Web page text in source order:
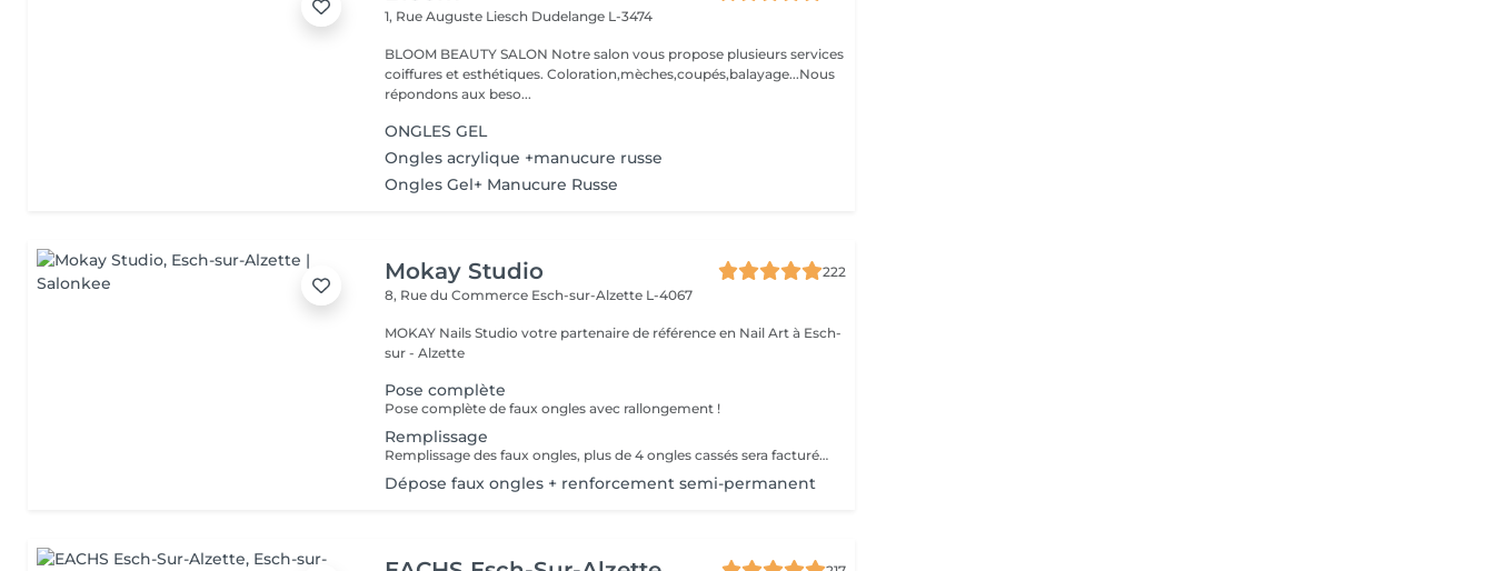
1, Rue Auguste Liesch Dudelange L-3474
BLOOM BEAUTY SALON Notre salon vous propose plusieurs services
coiffures et esthétiques. Coloration,mèches,coupés,balayage...Nous
répondons aux beso...
ONGLES GEL
Ongles acrylique +manucure russe
Ongles Gel+ Manucure Russe
Mokay Studio
222
8, Rue du Commerce Esch-sur-Alzette L-4067
MOKAY Nails Studio votre partenaire de référence en Nail Art à Esch-
sur - Alzette
Pose complète
Pose complète de faux ongles avec rallongement !
Remplissage
Remplissage des faux ongles, plus de 4 ongles cassés sera facturé une nouvelle pose !Le remplissage doit être effectué dans les 4 semaines à compter du jour de la pose, les 4 semaines dépassées vous sera facturé un supplément de 10€! Tout changement de format vous sera également facturé !
Dépose faux ongles + renforcement semi-permanent